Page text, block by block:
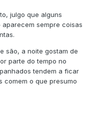
julgo que alguns
sempre coisas
são, a noite gostam de
parte do tempo no
tendem a ficar
comem o que presumo